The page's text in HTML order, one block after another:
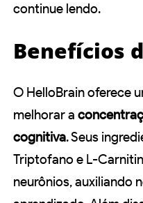
continue lendo.
Benefícios
O HelloBrain oferece
melhorar a
cognitiva. Seus
Triptofano e L-
neurônios, auxiliando